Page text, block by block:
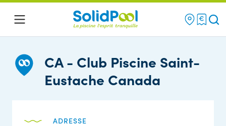
Menu
CA - Club Piscine Saint-
Eustache Canada
ADRESSE